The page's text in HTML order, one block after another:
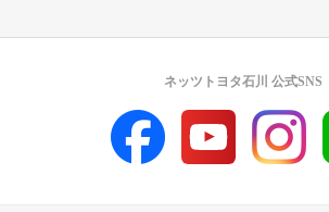
ネッツトヨタ石川 公式SNS